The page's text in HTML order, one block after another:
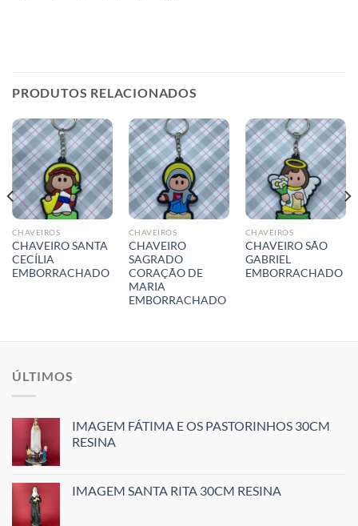
PRODUTOS RELACIONADOS
CHAVEIROS
CHAVEIRO SANTA
CECÍLIA
EMBORRACHADO
CHAVEIROS
CHAVEIRO
SAGRADO
CORAÇÃO DE
MARIA
EMBORRACHADO
CHAVEIROS
CHAVEIRO SÃO
GABRIEL
EMBORRACHADO
ÚLTIMOS
IMAGEM FÁTIMA E OS PASTORINHOS 30CM
RESINA
IMAGEM SANTA RITA 30CM RESINA